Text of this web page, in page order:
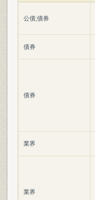
公債;債券
債券
債券
業界
業界